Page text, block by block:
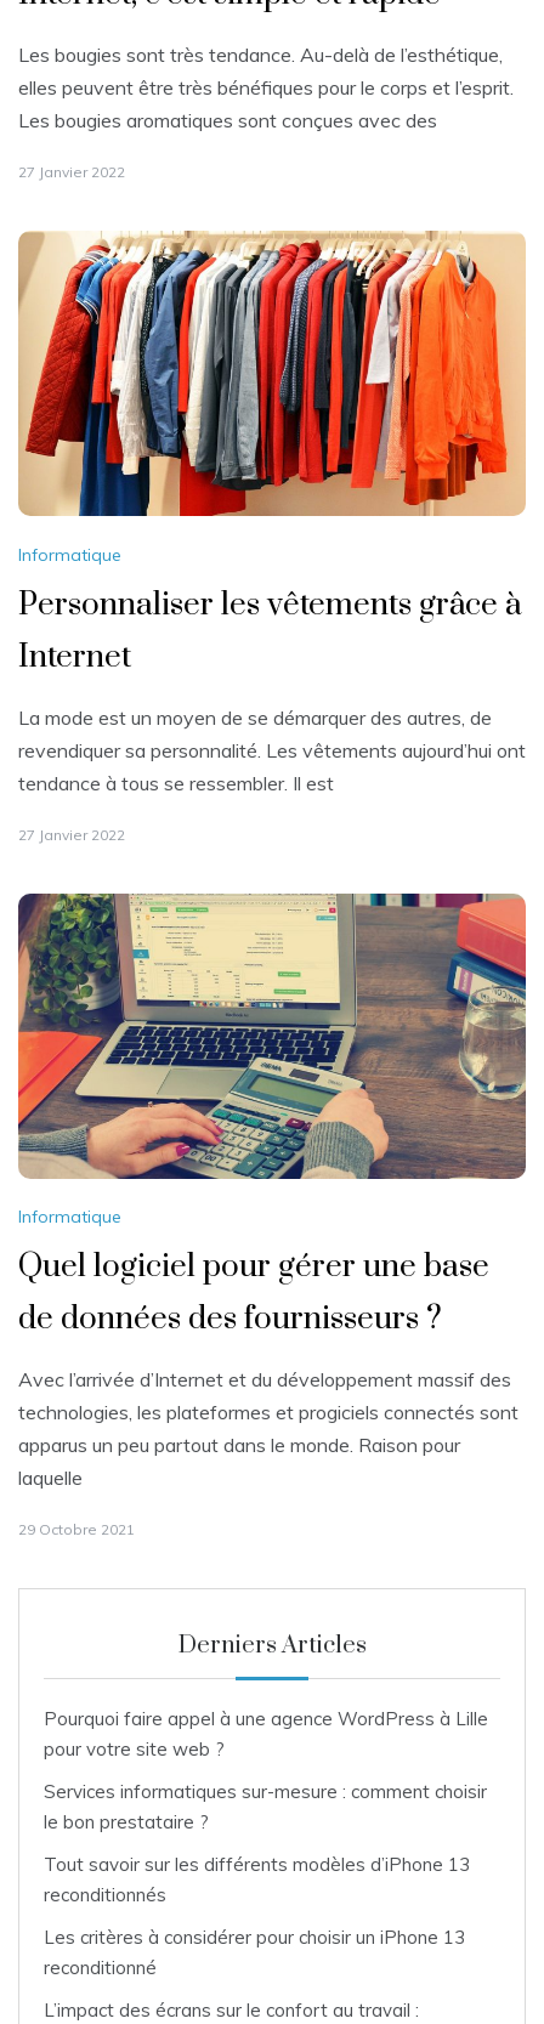
Les bougies sont très tendance. Au-delà de l’esthétique,
elles peuvent être très bénéfiques pour le corps et l’esprit.
Les bougies aromatiques sont conçues avec des
27 Janvier 2022
Informatique
Personnaliser les vêtements grâce à
Internet
La mode est un moyen de se démarquer des autres, de
revendiquer sa personnalité. Les vêtements aujourd’hui ont
tendance à tous se ressembler. Il est
27 Janvier 2022
Informatique
Quel logiciel pour gérer une base
de données des fournisseurs ?
Avec l’arrivée d’Internet et du développement massif des
technologies, les plateformes et progiciels connectés sont
apparus un peu partout dans le monde. Raison pour
laquelle
29 Octobre 2021
Derniers Articles
Pourquoi faire appel à une agence WordPress à Lille
pour votre site web ?
Services informatiques sur-mesure : comment choisir
le bon prestataire ?
Tout savoir sur les différents modèles d’iPhone 13
reconditionnés
Les critères à considérer pour choisir un iPhone 13
reconditionné
L’impact des écrans sur le confort au travail :